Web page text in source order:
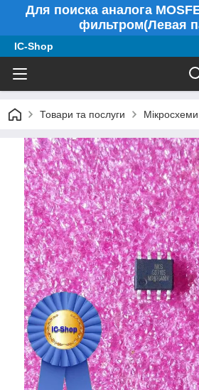
Для поиска аналога
фильтром(Левая
IC-Shop
Товари та послуги Мікросхеми